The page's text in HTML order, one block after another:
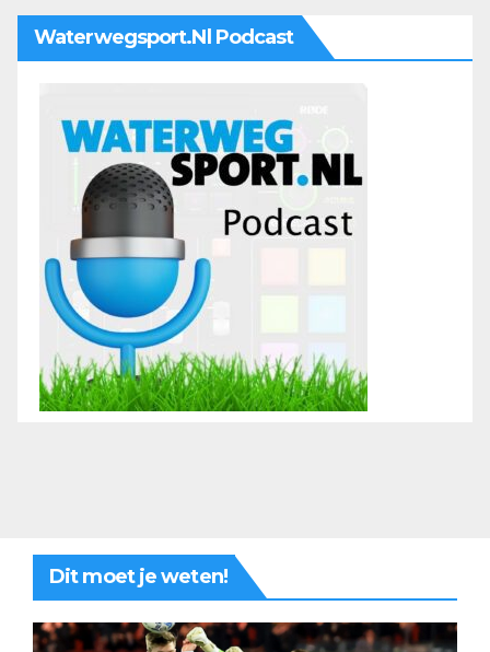
Waterwegsport.nl Podcast
Dit moet je weten!